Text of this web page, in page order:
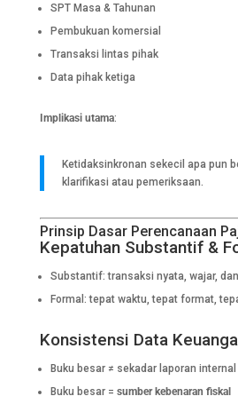
SPT Masa & Tahunan
Pembukuan komersial
Transaksi lintas pihak
Data pihak ketiga
Implikasi utama:
Ketidaksinkronan sekecil apa pun
klarifikasi atau pemeriksaan.
Prinsip Dasar Perencanaan
Kepatuhan Substantif &
Substantif: transaksi nyata, wajar,
Formal: tepat waktu, tepat format,
Konsistensi Data
Buku besar ≠ sekadar laporan internal
Buku besar = sumber kebenaran fiskal